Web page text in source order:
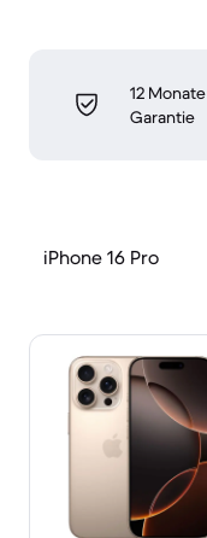
12 Monate
Garantie
iPhone 16 Pro